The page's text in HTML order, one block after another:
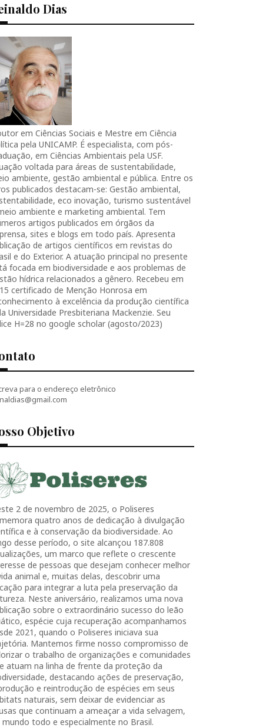
Dias
em Ciências Sociais e Mestre em Ciência
pela UNICAMP. É especialista, com pós-
em Ciências Ambientais pela USF.
voltada para áreas de sustentabilidade,
ambiente, gestão ambiental e pública. Entre os
publicados destacam-se: Gestão ambiental,
eco inovação, turismo sustentável
ambiente e marketing ambiental. Tem
artigos publicados em órgãos da
sites e blogs em todo país. Apresenta
de artigos científicos em revistas do
e do Exterior. A atuação principal no presente
focada em biodiversidade e aos problemas de
hídrica relacionados a gênero. Recebeu em
certificado de Menção Honrosa em
à excelência da produção científica
Universidade Presbiteriana Mackenzie. Seu
H=28 no google scholar (agosto/2023)
para o endereço eletrônico
Objetivo
2 de novembro de 2025, o Poliseres
quatro anos de dedicação à divulgação
e à conservação da biodiversidade. Ao
desse período, o site alcançou 187.808
um marco que reflete o crescente
de pessoas que desejam conhecer melhor
animal e, muitas delas, descobrir uma
para integrar a luta pela preservação da
Neste aniversário, realizamos uma nova
sobre o extraordinário sucesso do leão
espécie cuja recuperação acompanhamos
2021, quando o Poliseres iniciava sua
Mantemos firme nosso compromisso de
o trabalho de organizações e comunidades
atuam na linha de frente da proteção da
destacando ações de preservação,
e reintrodução de espécies em seus
naturais, sem deixar de evidenciar as
que continuam a ameaçar a vida selvagem,
mundo todo e especialmente no Brasil.